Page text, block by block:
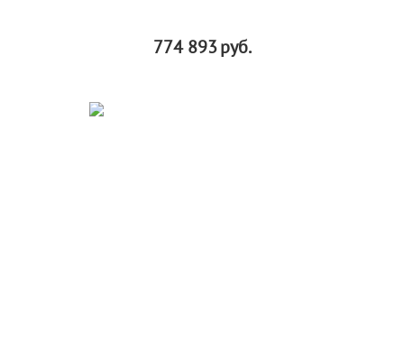
774 893руб.